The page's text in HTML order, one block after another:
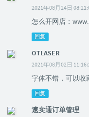
2021年08月24日
怎么开网店：
回复
OTLASER
2021年08月02日
字体不错，可以收
回复
速卖通订单管理